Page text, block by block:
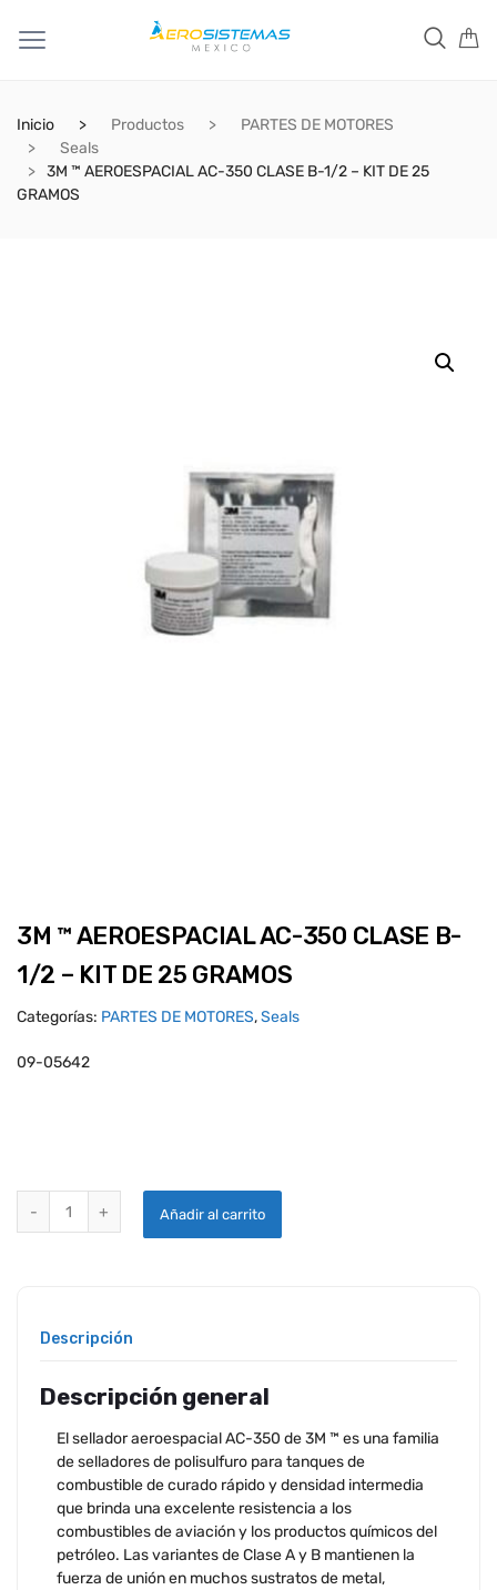
Inicio Productos
PARTES DE MOTORES
Seals
3M ™ AEROESPACIAL AC-350 CLASE B-1/2 – KIT DE 25
GRAMOS
3M ™ AEROESPACIAL AC-350 CLASE B-
1/2 – KIT DE 25 GRAMOS
Categorías: PARTES DE MOTORES,Seals
09-05642
Añadir al carrito
Descripción
Descripción general
El sellador aeroespacial AC-350 de 3M ™ es una familia
de selladores de polisulfuro para tanques de
combustible de curado rápido y densidad intermedia
que brinda una excelente resistencia a los
combustibles de aviación y los productos químicos del
petróleo. Las variantes de Clase A y B mantienen la
fuerza de unión en muchos sustratos de metal,